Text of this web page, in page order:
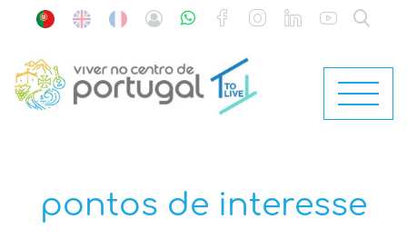
pontos de interesse